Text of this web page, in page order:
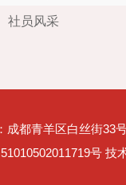
社员风采
成都青羊区白丝街33
号 技